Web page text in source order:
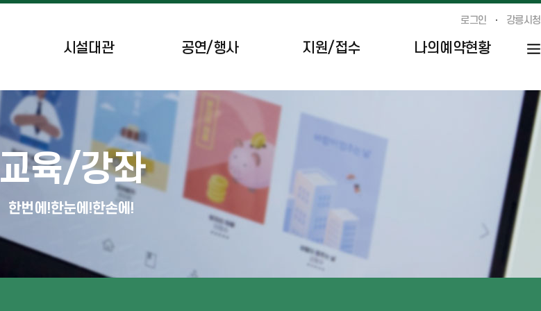
로그인 강릉시청
시설대관
공간시설/체육시설
녹색도시체험센터
무장애 차량 예약
공연/행사 지원/접수 나의예약현황
교육/강좌
한번에!한눈에!한손에!